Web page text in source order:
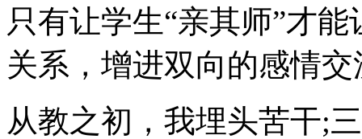
只有让学生“亲其师”才
关系，增进双向的感情
从教之初，我埋头苦干;